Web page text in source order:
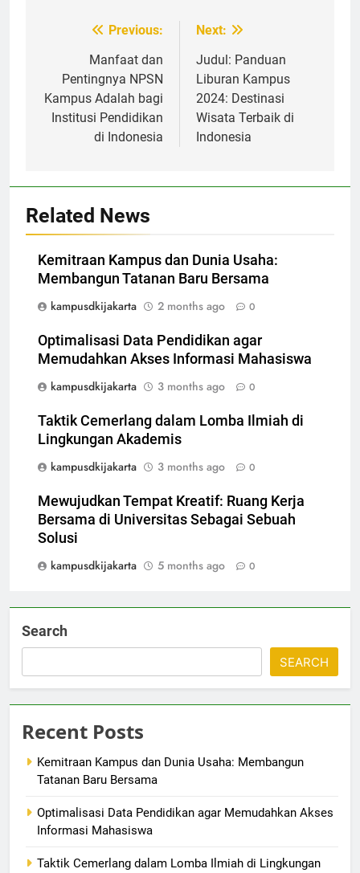
navigation
Previous:
Manfaat dan
Pentingnya NPSN
Kampus Adalah bagi
Institusi Pendidikan
di Indonesia
Next:
Judul: Panduan
Liburan Kampus
2024: Destinasi
Wisata Terbaik di
Indonesia
Related News
Kemitraan Kampus dan Dunia Usaha:
Membangun Tatanan Baru Bersama
kampusdkijakarta
2 months ago 0
Optimalisasi Data Pendidikan agar
Memudahkan Akses Informasi Mahasiswa
kampusdkijakarta
3 months ago 0
Taktik Cemerlang dalam Lomba Ilmiah di
Lingkungan Akademis
kampusdkijakarta
3 months ago 0
Mewujudkan Tempat Kreatif: Ruang Kerja
Bersama di Universitas Sebagai Sebuah
Solusi
kampusdkijakarta
5 months ago 0
Search
SEARCH
Recent Posts
Kemitraan Kampus dan Dunia Usaha: Membangun
Tatanan Baru Bersama
Optimalisasi Data Pendidikan agar Memudahkan Akses
Informasi Mahasiswa
Taktik Cemerlang dalam Lomba Ilmiah di Lingkungan